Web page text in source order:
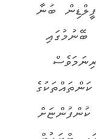
ބުނާ
ބޭނުމުގައި
ކުންފުންޏަށް